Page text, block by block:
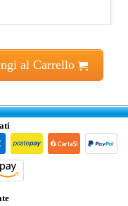
al Carrello